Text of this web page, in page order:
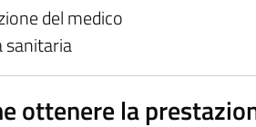
del medico
sanitaria
ottenere la